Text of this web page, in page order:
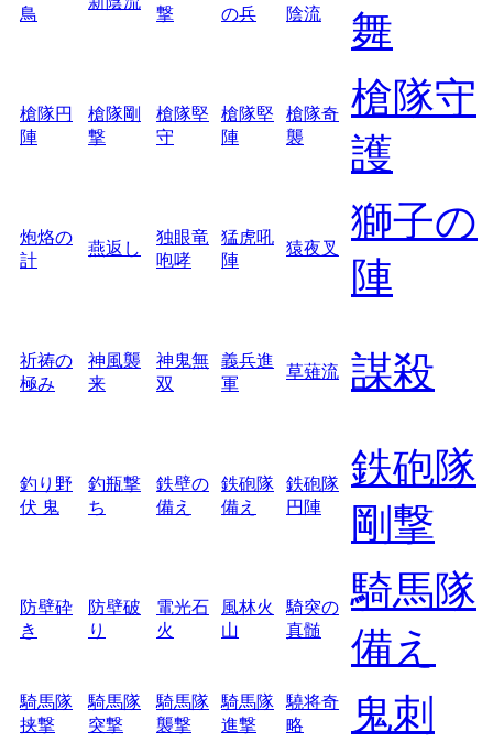
鳥 撃 の兵 陰流 舞
槍隊円
陣
槍隊剛
撃
槍隊堅
守
槍隊堅
陣
槍隊奇
襲
槍隊守
護
炮烙の
計
燕返し
独眼竜
咆哮
猛虎吼
陣
猿夜叉
獅子の
陣
祈祷の
極み
神風襲
来
神鬼無
双
義兵進
軍
草薙流 謀殺
釣り野
伏 鬼
釣瓶撃
ち
鉄壁の
備え
鉄砲隊
備え
鉄砲隊
円陣
鉄砲隊
剛撃
防壁砕
き
防壁破
り
電光石
火
風林火
山
騎突の
真髄
騎馬隊
備え
騎馬隊
挟撃
騎馬隊
突撃
騎馬隊
襲撃
騎馬隊
進撃
驍将奇
略
鬼刺